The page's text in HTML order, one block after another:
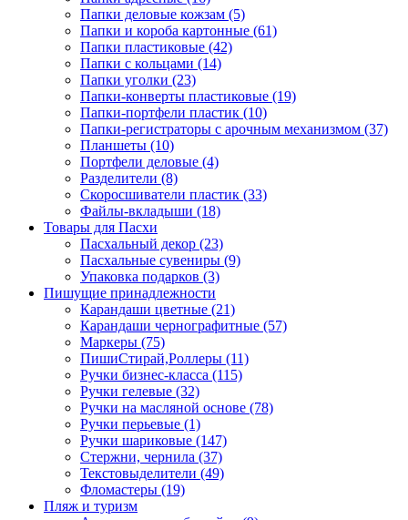
Папки деловые кожзам (5)
Папки и короба картонные (61)
Папки пластиковые (42)
Папки с кольцами (14)
Папки уголки (23)
Папки-конверты пластиковые (19)
Папки-портфели пластик (10)
Папки-регистраторы с арочным механизмом (37)
Планшеты (10)
Портфели деловые (4)
Разделители (8)
Скоросшиватели пластик (33)
Файлы-вкладыши (18)
Товары для Пасхи
Пасхальный декор (23)
Пасхальные сувениры (9)
Упаковка подарков (3)
Пишущие принадлежности
Карандаши цветные (21)
Карандаши чернографитные (57)
Маркеры (75)
ПишиСтирай,Роллеры (11)
Ручки бизнес-класса (115)
Ручки гелевые (32)
Ручки на масляной основе (78)
Ручки перьевые (1)
Ручки шариковые (147)
Стержни, чернила (37)
Текстовыделители (49)
Фломастеры (19)
Пляж и туризм